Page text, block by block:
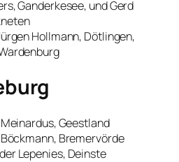
Ganderkesee, und Gerd
Hollmann, Dötlingen,
Geestland
Bremervörde
Lepenies, Deinste